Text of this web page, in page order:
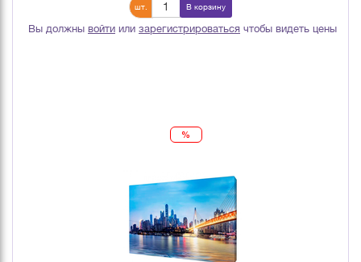
шт. В корзину
Вы должны войти или зарегистрироваться чтобы видеть цены
%